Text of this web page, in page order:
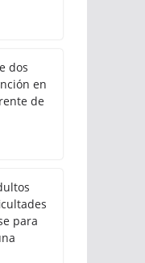
dos
en
de
para